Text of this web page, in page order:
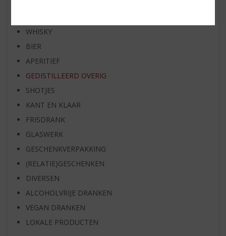
WHISKY
BIER
APERITIEF
GEDISTILLEERD OVERIG
SHOTJES
KANT EN KLAAR
FRISDRANK
GLASWERK
GESCHENKVERPAKKING
(RELATIE)GESCHENKEN
DIVERSEN
ALCOHOLVRIJE DRANKEN
VEGAN DRANKEN
LOKALE PRODUCTEN